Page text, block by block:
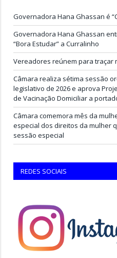
Governadora Hana Ghassan é
Governadora Hana Ghassan
“Bora Estudar” a Curralinho
Vereadores reúnem para traçar
Câmara realiza sétima sessão
legislativo de 2026 e aprova
de Vacinação Domiciliar a
Câmara comemora mês da
especial dos direitos da mulher
sessão especial
REDES SOCIAIS